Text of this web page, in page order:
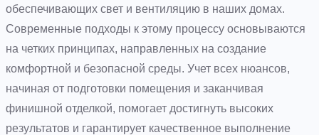
обеспечивающих свет и вентиляцию в наших домах.
Современные подходы к этому процессу основываются
на четких принципах, направленных на создание
комфортной и безопасной среды. Учет всех нюансов,
начиная от подготовки помещения и заканчивая
финишной отделкой, помогает достигнуть высоких
результатов и гарантирует качественное выполнение